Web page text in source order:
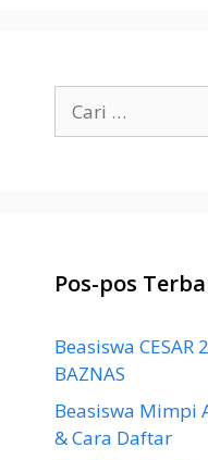
untuk:
Pos-pos
Beasiswa CESAR
BAZNAS
Beasiswa Mimpi
& Cara Daftar